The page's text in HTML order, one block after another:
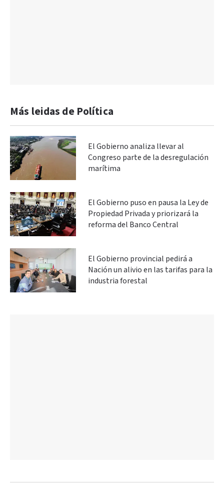
Más leidas de Política
El Gobierno analiza llevar al
Congreso parte de la desregulación
marítima
El Gobierno puso en pausa la Ley de
Propiedad Privada y priorizará la
reforma del Banco Central
El Gobierno provincial pedirá a
Nación un alivio en las tarifas para la
industria forestal